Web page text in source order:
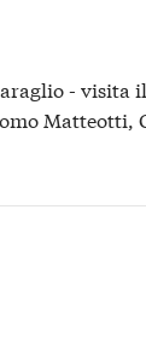
- visita
Matteotti,